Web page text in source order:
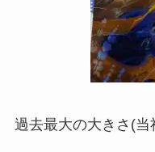
過去最大の大きさ(当